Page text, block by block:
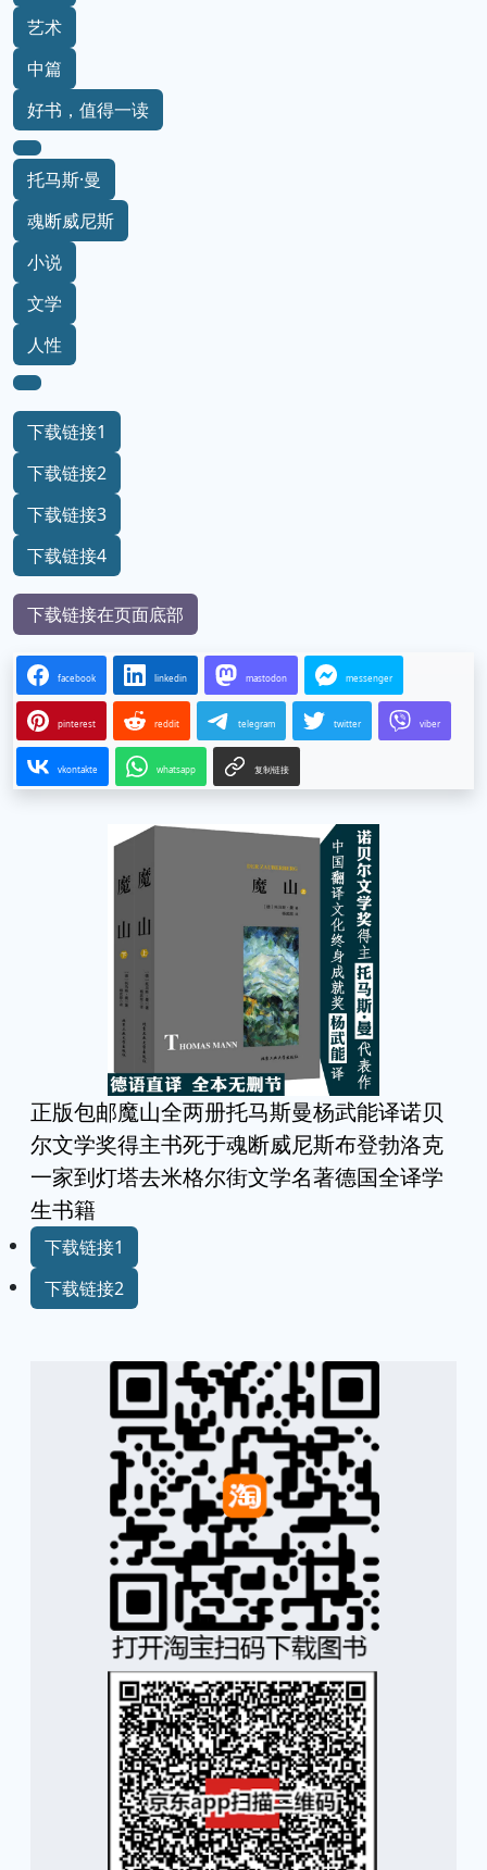
艺术
中篇
好书，值得一读
托马斯·曼
魂断威尼斯
小说
文学
人性
下载链接1
下载链接2
下载链接3
下载链接4
下载链接在页面底部
facebook linkedin mastodon messenger
pinterest reddit telegram twitter viber
vkontakte whatsapp 复制链接
正版包邮魔山全两册托马斯曼杨武能译诺贝
尔文学奖得主书死于魂断威尼斯布登勃洛克
一家到灯塔去米格尔街文学名著德国全译学
生书籍
下载链接1
下载链接2